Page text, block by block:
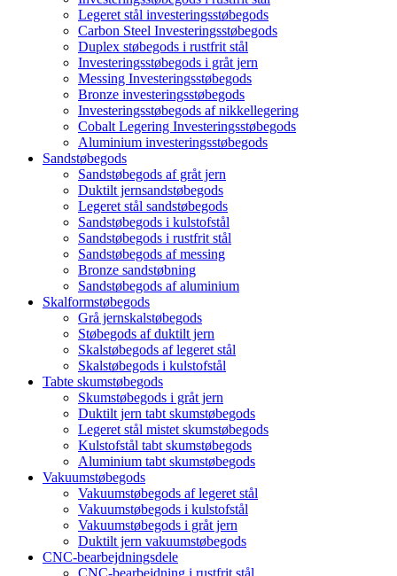
Legeret stål investeringsstøbegods
Carbon Steel Investeringsstøbegods
Duplex støbegods i rustfrit stål
Investeringsstøbegods i gråt jern
Messing Investeringsstøbegods
Bronze investeringsstøbegods
Investeringsstøbegods af nikkellegering
Cobalt Legering Investeringsstøbegods
Aluminium investeringsstøbegods
Sandstøbegods
Sandstøbegods af gråt jern
Duktilt jernsandstøbegods
Legeret stål sandstøbegods
Sandstøbegods i kulstofstål
Sandstøbegods i rustfrit stål
Sandstøbegods af messing
Bronze sandstøbning
Sandstøbegods af aluminium
Skalformstøbegods
Grå jernskalstøbegods
Støbegods af duktilt jern
Skalstøbegods af legeret stål
Skalstøbegods i kulstofstål
Tabte skumstøbegods
Skumstøbegods i gråt jern
Duktilt jern tabt skumstøbegods
Legeret stål mistet skumstøbegods
Kulstofstål tabt skumstøbegods
Aluminium tabt skumstøbegods
Vakuumstøbegods
Vakuumstøbegods af legeret stål
Vakuumstøbegods i kulstofstål
Vakuumstøbegods i gråt jern
Duktilt jern vakuumstøbegods
CNC-bearbejdningsdele